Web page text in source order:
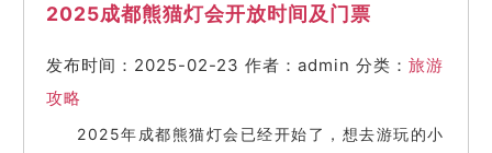
2025成都熊猫灯会开放时间及门票
发布时间：2025-02-23 作者：admin 分类： 旅游
攻略
2025年成都熊猫灯会已经开始了，想去游玩的小